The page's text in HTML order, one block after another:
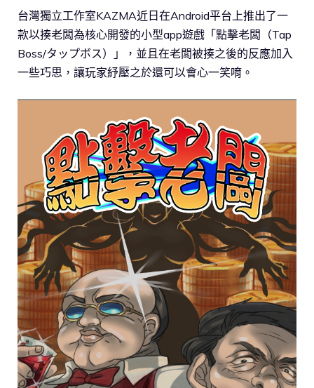
台灣獨立工作室KAZMA近日在Android平台上推出了一
款以揍老闆為核心開發的小型app遊戲「點擊老闆（Tap
Boss/タップボス）」，並且在老闆被揍之後的反應加入
一些巧思，讓玩家紓壓之於還可以會心一笑唷。